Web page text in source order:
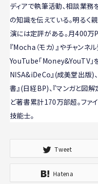
ディアで執筆活動、相談業
の知識を伝えている。明る
演には定評がある。月400万
『Mocha（モカ）』やチャン
YouTube「Money&YouTV」
NISA&iDeCo』(成美堂出版)
書』(日経BP)、『マンガと図
ど著書累計170万部超。ファ
技能士。
Tweet
Hatena